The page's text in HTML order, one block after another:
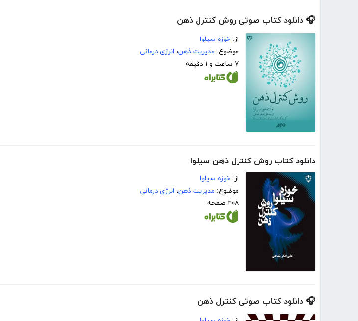
🎧 دانلود کتاب صوتی روش کنترل ذهن
از: خوزه سیلوا
موضوع: مدیریت ذهن، انرژی درمانی
۷ ساعت و ۱ دقیقه
دانلود کتاب روش کنترل ذهن سیلوا
از: خوزه سیلوا
موضوع: مدیریت ذهن، انرژی درمانی
۲۰۸ صفحه
🎧 دانلود کتاب صوتی کنترل ذهن